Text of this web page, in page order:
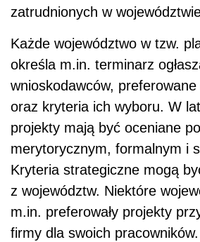
zatrudnionych w
Każde województwo w tzw.
określa m.in. terminarz
wnioskodawców,
oraz kryteria ich wyboru. W
projekty mają być oceniane
merytorycznym, formalnym i
Kryteria strategiczne mogą
z województw. Niektóre
m.in. preferowały projekty
firmy dla swoich